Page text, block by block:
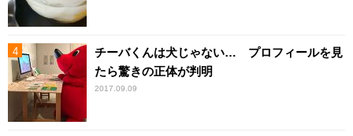
チーバくんは犬じゃない… プロフィールを見
たら驚きの正体が判明
2017.09.09